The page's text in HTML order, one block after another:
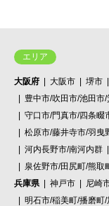
エリア
大阪府 大阪市 堺市
豊中市/吹田市/池田市
守口市/門真市/四条畷
松原市/藤井寺市/羽曳
河内長野市/南河内群
泉佐野市/田尻町/熊取
兵庫県
神戸市
尼崎
明石市/稲美町/播磨町